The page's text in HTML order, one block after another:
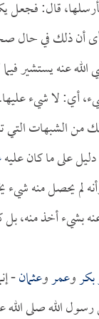
قال: فجعل
أن ذلك في حال
عنه يستشير
أي: لا شيء عليها.
من الشبهات التي
دليل على ما كان عليه
وأنه لم يحصل منه
بشيء أخذ منه،
بكروعمروعثمان-
الله صلى الله